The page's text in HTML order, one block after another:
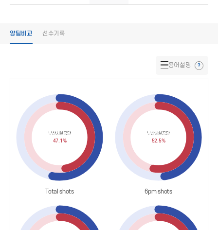
양팀비교 선수기록
용어설명
부산시설공단
47.1%
Total shots
부산시설공단
52.5%
6pm shots